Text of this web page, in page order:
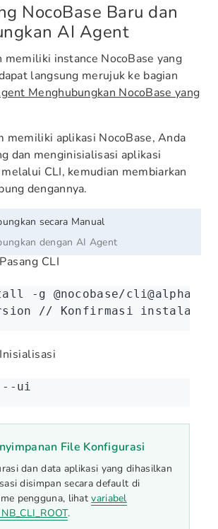
NocoBase Baru dan
AI Agent
memiliki instance NocoBase yang
langsung merujuk ke bagian
Menghubungkan NocoBase yang
memiliki aplikasi NocoBase, Anda
dan menginisialisasi aplikasi
CLI, kemudian membiarkan
dengannya.
secara Manual
dengan AI Agent
CLI
-g @nocobase/cli@alpha
// Konfirmasi instalasi
--ui
File Konfigurasi
dan data aplikasi yang dihasilkan
disimpan secara default di
pengguna, lihatvariabel
.